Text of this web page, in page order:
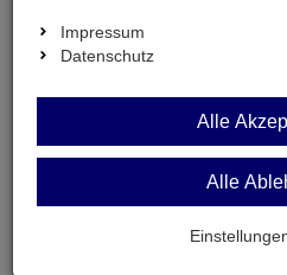
KEUT6-
Patchkabel 250MHz Cat.6
ab Menge
Impressum
Datenschutz
Alle
Alle